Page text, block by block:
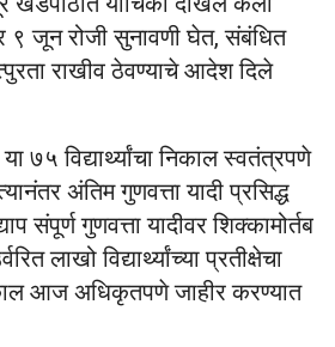
९ जून रोजी सुनावणी घेत, संबंधित
राखीव ठेवण्याचे आदेश दिले
७५ विद्यार्थ्यांचा निकाल स्वतंत्रपणे
अंतिम गुणवत्ता यादी प्रसिद्ध
संपूर्ण गुणवत्ता यादीवर शिक्कामोर्तब
लाखो विद्यार्थ्यांच्या प्रतीक्षेचा
आज अधिकृतपणे जाहीर करण्यात